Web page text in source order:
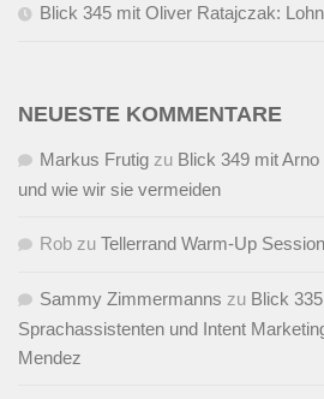
Blick 345 mit Oliver Ratajczak:
NEUESTE KOMMENTARE
Markus Frutig zu Blick 349 mit
und wie wir sie vermeiden
Rob zu Tellerrand Warm-Up Session
Sammy Zimmermanns zu Blick
Sprachassistenten und Intent
Mendez